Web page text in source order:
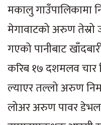
मकालु गाउँपालिकामा
मेगावाटको अरुण तेस्रो
गएको पानीबाट
करिब १७ दशमलव चार
ल्याएर तल्लो अरुण
लोअर अरुण पावर